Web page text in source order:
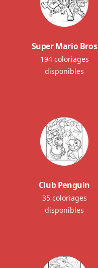
Super Mario Bros
194 coloriages
disponibles
Club Penguin
35 coloriages
disponibles